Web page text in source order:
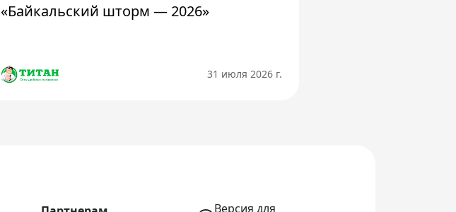
«Байкальский шторм — 2026»
31 июля 2026 г.
Версия для